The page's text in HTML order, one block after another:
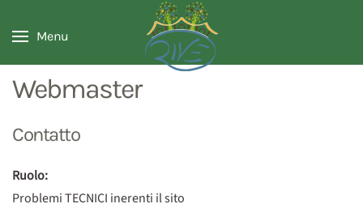
Menu
Webmaster
Contatto
Ruolo:
Problemi TECNICI inerenti il sito